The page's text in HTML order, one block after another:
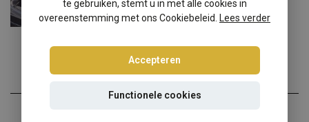
€139,00
te gebruiken, stemt u in met alle cookies in
overeenstemming met ons Cookiebeleid.
Lees verder
Accepteren
Functionele cookies